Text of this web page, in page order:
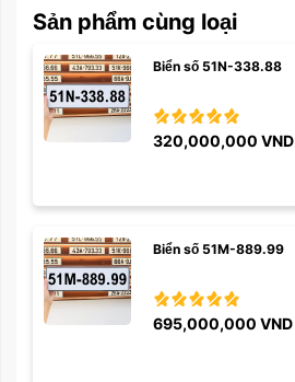
Sản phẩm cùng loại
Biển số 51N-338.88
320,000,000 VND
Biển số 51M-889.99
695,000,000 VND